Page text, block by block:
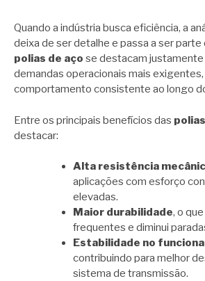
Quando a indústria busca eficiência, a
deixa de ser detalhe e passa a ser
polias de aço se destacam
demandas operacionais mais
comportamento consistente ao longo
Entre os principais benefícios das
destacar:
Alta resistência
aplicações com esforço
elevadas.
Maior durabilidade, o
frequentes e diminui
Estabilidade no
contribuindo para melhor
sistema de transmissão.